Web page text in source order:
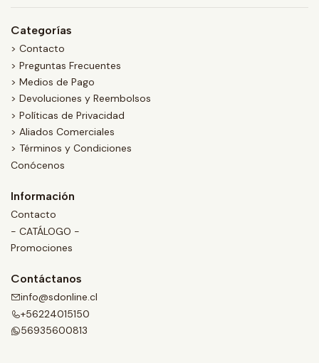
Categorías
> Contacto
> Preguntas Frecuentes
> Medios de Pago
> Devoluciones y Reembolsos
> Políticas de Privacidad
> Aliados Comerciales
> Términos y Condiciones
Conócenos
Información
Contacto
- CATÁLOGO -
Promociones
Contáctanos
info@sdonline.cl
+56224015150
56935600813